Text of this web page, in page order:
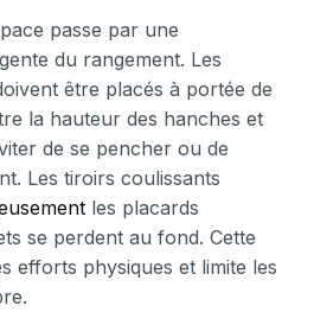
passe par une
du rangement. Les
être placés à portée de
la hauteur des hanches et
de se pencher ou de
Les tiroirs coulissants
les placards
se perdent au fond. Cette
efforts physiques et limite les